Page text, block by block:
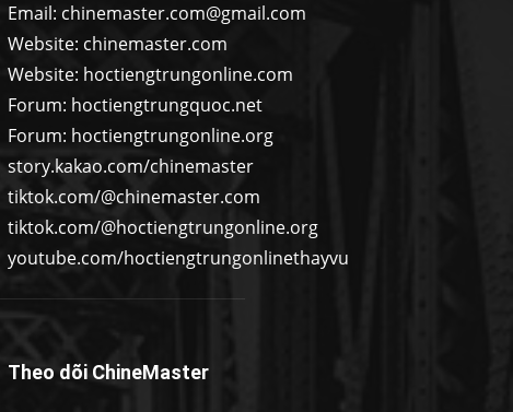
Email: chinemaster.com@gmail.com
Website: chinemaster.com
Website: hoctiengtrungonline.com
Forum: hoctiengtrungquoc.net
Forum: hoctiengtrungonline.org
story.kakao.com/chinemaster
tiktok.com/@chinemaster.com
tiktok.com/@hoctiengtrungonline.org
youtube.com/hoctiengtrungonlinethayvu
Theo dõi ChineMaster